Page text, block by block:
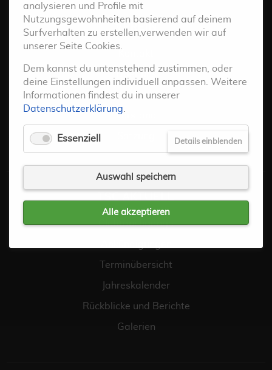
VEREIN
Über uns
Service
Vorstand
Clubtauchgänge
Terminübersicht
Jahreskalender
Rückblicke und Berichte
Galerien
analysieren und Profile mit
Nutzungsgewohnheiten basierend auf deinem
Surfverhalten zu erstellen,verwenden wir auf
unserer Seite Cookies.
Dem kannst du untenstehend zustimmen, oder
deine Einstellungen individuell anpassen. Weitere
Informationen findest du in unserer
Datenschutzerklärung
Essenziell Details einblenden
Auswahl speichern
Alle akzeptieren